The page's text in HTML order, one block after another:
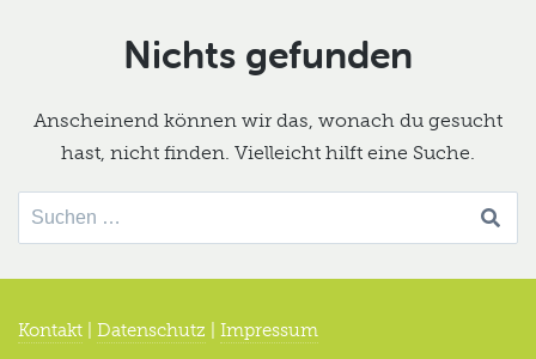
Nichts gefunden
Anscheinend können wir das, wonach du gesucht
hast, nicht finden. Vielleicht hilft eine Suche.
Suche
nach:
Kontakt Datenschutz Impressum